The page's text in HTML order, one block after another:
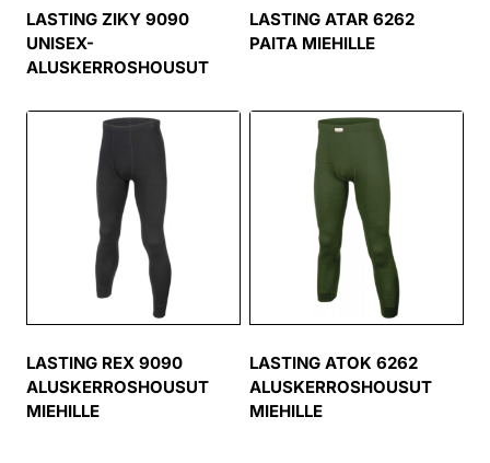
LASTING ZIKY 9090
UNISEX-
ALUSKERROSHOUSUT
LASTING ATAR 6262
PAITA MIEHILLE
LASTING REX 9090
ALUSKERROSHOUSUT
MIEHILLE
LASTING ATOK 6262
ALUSKERROSHOUSUT
MIEHILLE